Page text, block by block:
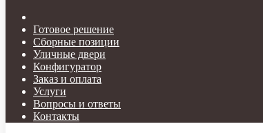
Готовое решение
Сборные позиции
Уличные двери
Конфигуратор
Заказ и оплата
Услуги
Вопросы и ответы
Контакты